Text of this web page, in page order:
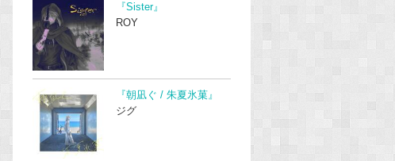
『Sister』
ROY
『朝凪ぐ / 朱夏氷菓』
ジグ